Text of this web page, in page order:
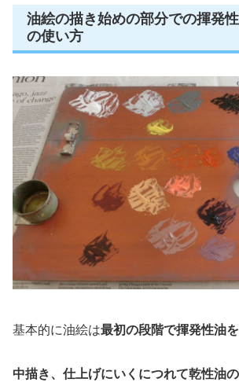
油絵の描き始めの部分での揮発性
の使い方
基本的に油絵は最初の段階で揮発性油を
中描き、仕上げにいくにつれて乾性油